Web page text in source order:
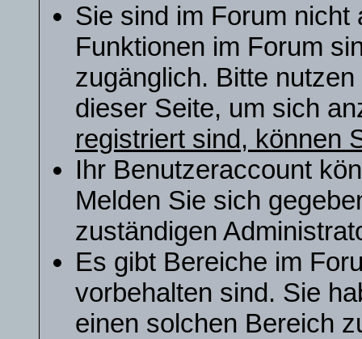
Sie sind im Forum nicht
Funktionen im Forum
zugänglich. Bitte
dieser Seite, um sich
registriert sind, können
Ihr Benutzeraccount
Melden Sie sich
zuständigen
Es gibt Bereiche im
vorbehalten sind. Sie
einen solchen Bereich